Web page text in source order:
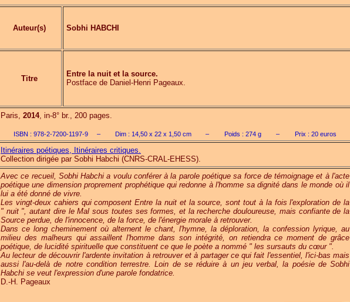
Auteur(s) Sobhi HABCHI
Titre
Entre la nuit et la source.
Postface de Daniel-Henri Pageaux.
Paris, 2014, in-8° br., 200 pages.
ISBN : 978-2-7200-1197-9 – Dim : 14,50 x 22 x 1,50cm – Poids : 274g – Prix : 20 euros
Itinéraires poétiques, Itinéraires critiques.
Collection dirigée par Sobhi Habchi (CNRS-CRAL-EHESS).
Avec ce recueil, Sobhi Habchi a voulu conférer à la parole poétique sa force de témoignage et à l'acte
poétique une dimension proprement prophétique qui redonne à l'homme sa dignité dans le monde où il
lui a été donné de vivre.
Les vingt-deux cahiers qui composent Entre la nuit et la source, sont tout à la fois l'exploration de la
" nuit ", autant dire le Mal sous toutes ses formes, et la recherche douloureuse, mais confiante de la
Source perdue, de l'innocence, de la force, de l'énergie morale à retrouver.
Dans ce long cheminement où alternent le chant, l'hymne, la déploration, la confession lyrique, au
milieu des malheurs qui assaillent l'homme dans son intégrité, on retiendra ce moment de grâce
poétique, de lucidité spirituelle que constituent ce que le poète a nommé " les sursauts du cœur ".
Au lecteur de découvrir l'ardente invitation à retrouver et à partager ce qui fait l'essentiel, l'ici-bas mais
aussi l'au-delà de notre condition terrestre. Loin de se réduire à un jeu verbal, la poésie de Sobhi
Habchi se veut l'expression d'une parole fondatrice.
D.-H. Pageaux